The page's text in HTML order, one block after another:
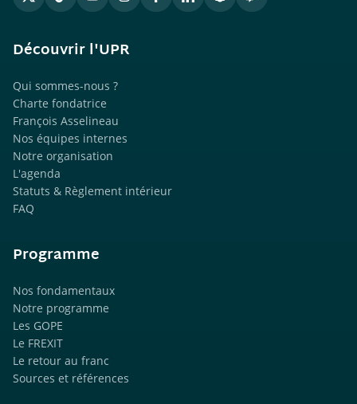
Découvrir l'UPR
Qui sommes-nous ?
Charte fondatrice
François Asselineau
Nos équipes internes
Notre organisation
L'agenda
Statuts & Règlement intérieur
FAQ
Programme
Nos fondamentaux
Notre programme
Les GOPE
Le FREXIT
Le retour au franc
Sources et références